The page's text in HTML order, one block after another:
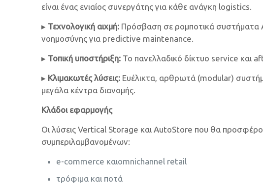
είναι ένας ενιαίος συνεργάτης για κάθε ανάγκη logistics.
▸ Τεχνολογική αιχμή: Πρόσβαση σε ρομποτικά συστήματα
νοημοσύνης για predictive maintenance.
▸ Τοπική υποστήριξη: Το πανελλαδικό δίκτυο service και
▸ Κλιμακωτές λύσεις: Ευέλικτα, αρθρωτά (modular)
μεγάλα κέντρα διανομής.
Κλάδοι εφαρμογής
Οι λύσεις Vertical Storage και AutoStore που θα
συμπεριλαμβανομένων:
e-commerce καιomnichannel retail
τρόφιμα και ποτά